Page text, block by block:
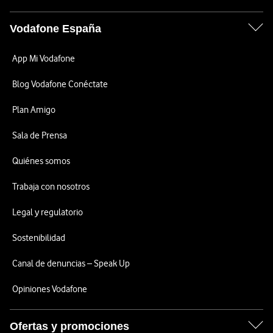
Vodafone España
App Mi Vodafone
Blog Vodafone Conéctate
Plan Amigo
Sala de Prensa
Quiénes somos
Trabaja con nosotros
Legal y regulatorio
Sostenibilidad
Canal de denuncias – Speak Up
Opiniones Vodafone
Ofertas y promociones